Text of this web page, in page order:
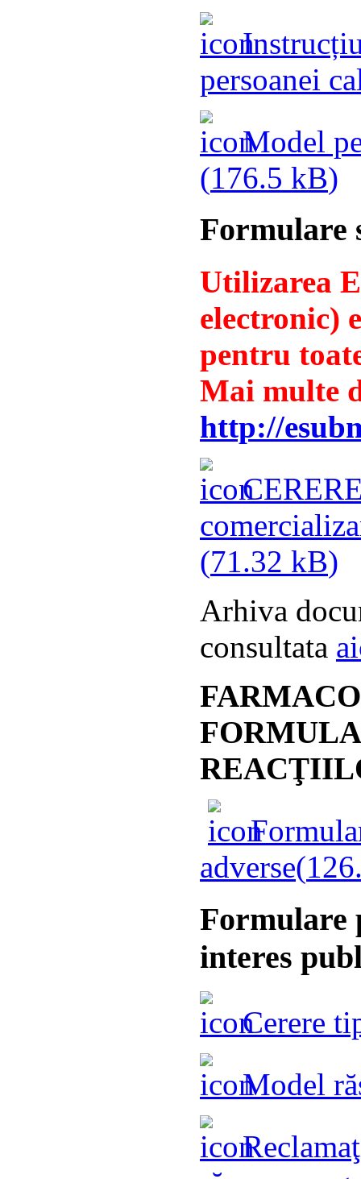
persoanei
Model
(176.5 kB)
Formulare
Utilizarea
electronic)
pentru
Mai multe
http://
(71.32 kB)
Arhiva
consultata
adverse(
Formulare
interes
Cerere
Model